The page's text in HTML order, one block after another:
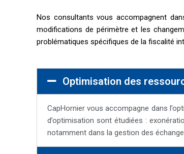
Nos consultants vous accompagnent
modifications de périmètre et les
problématiques spécifiques de la fiscalité
Optimisation des
CapHornier vous accompagne dans
d’optimisation sont étudiées :
notamment dans la gestion des